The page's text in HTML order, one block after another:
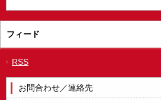
フィード
RSS
お問合わせ／連絡先